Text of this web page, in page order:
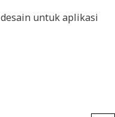
untuk aplikasi